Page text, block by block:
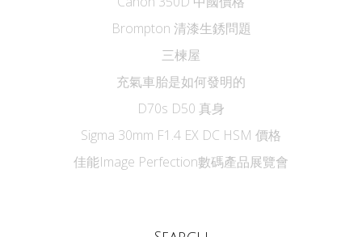
Brompton 清漆生銹問題
三楝屋
充氣車胎是如何發明的
D70s D50 真身
Sigma 30mm F1.4 EX DC HSM 價格
佳能Image Perfection數碼產品展覽會